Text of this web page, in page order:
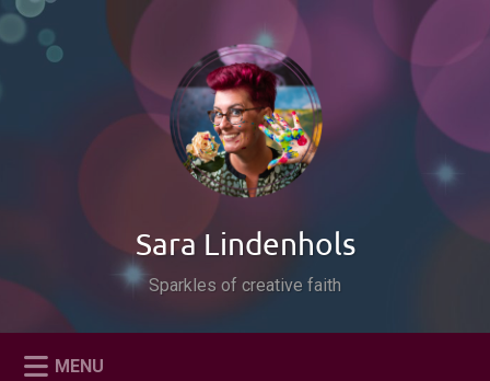
Naar
inhoud
Zoeken
Sara Lindenhols
Sparkles of creative faith
MENU